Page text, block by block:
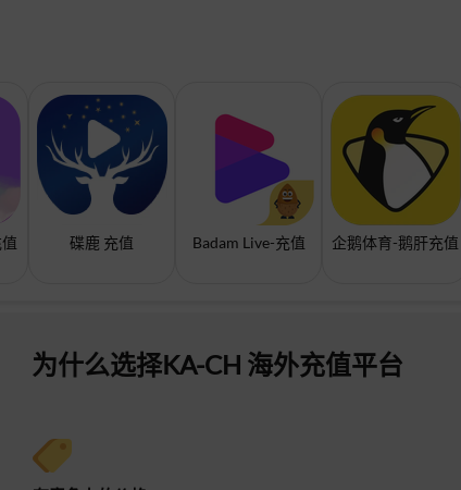
碟鹿 充值 Badam Live-充值 企鹅体育-鹅肝充值
为什么选择KA-CH 海外充值平台